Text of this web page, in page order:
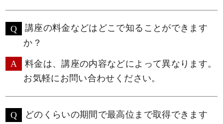
講座の料金などはどこで知ることができます
か？
料金は、講座の内容などによって異なります。
お気軽にお問い合わせ ください。
どのくらいの期間で最高位まで取得できます